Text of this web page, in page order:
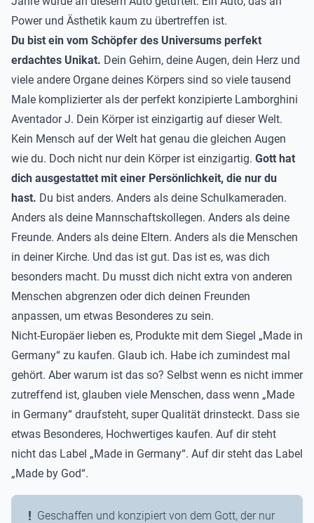
Power und Ästhetik kaum zu übertreffen ist.
Du bist ein vom Schöpfer des Universums perfekt
erdachtes Unikat. Dein Gehirn, deine Augen, dein Herz und
viele andere Organe deines Körpers sind so viele tausend
Male komplizierter als der perfekt konzipierte Lamborghini
Aventador J. Dein Körper ist einzigartig auf dieser Welt.
Kein Mensch auf der Welt hat genau die gleichen Augen
wie du. Doch nicht nur dein Körper ist einzigartig. Gott hat
dich ausgestattet mit einer Persönlichkeit, die nur du
hast. Du bist anders. Anders als deine Schulkameraden.
Anders als deine Mannschaftskollegen. Anders als deine
Freunde. Anders als deine Eltern. Anders als die Menschen
in deiner Kirche. Und das ist gut. Das ist es, was dich
besonders macht. Du musst dich nicht extra von anderen
Menschen abgrenzen oder dich deinen Freunden
anpassen, um etwas Besonderes zu sein.
Nicht-Europäer lieben es, Produkte mit dem Siegel „Made in
Germany“ zu kaufen. Glaub ich. Habe ich zumindest mal
gehört. Aber warum ist das so? Selbst wenn es nicht immer
zutreffend ist, glauben viele Menschen, dass wenn „Made
in Germany“ draufsteht, super Qualität drinsteckt. Dass sie
etwas Besonderes, Hochwertiges kaufen. Auf dir steht
nicht das Label „Made in Germany“. Auf dir steht das Label
„Made by God“.
Geschaffen und konzipiert von dem Gott, der nur